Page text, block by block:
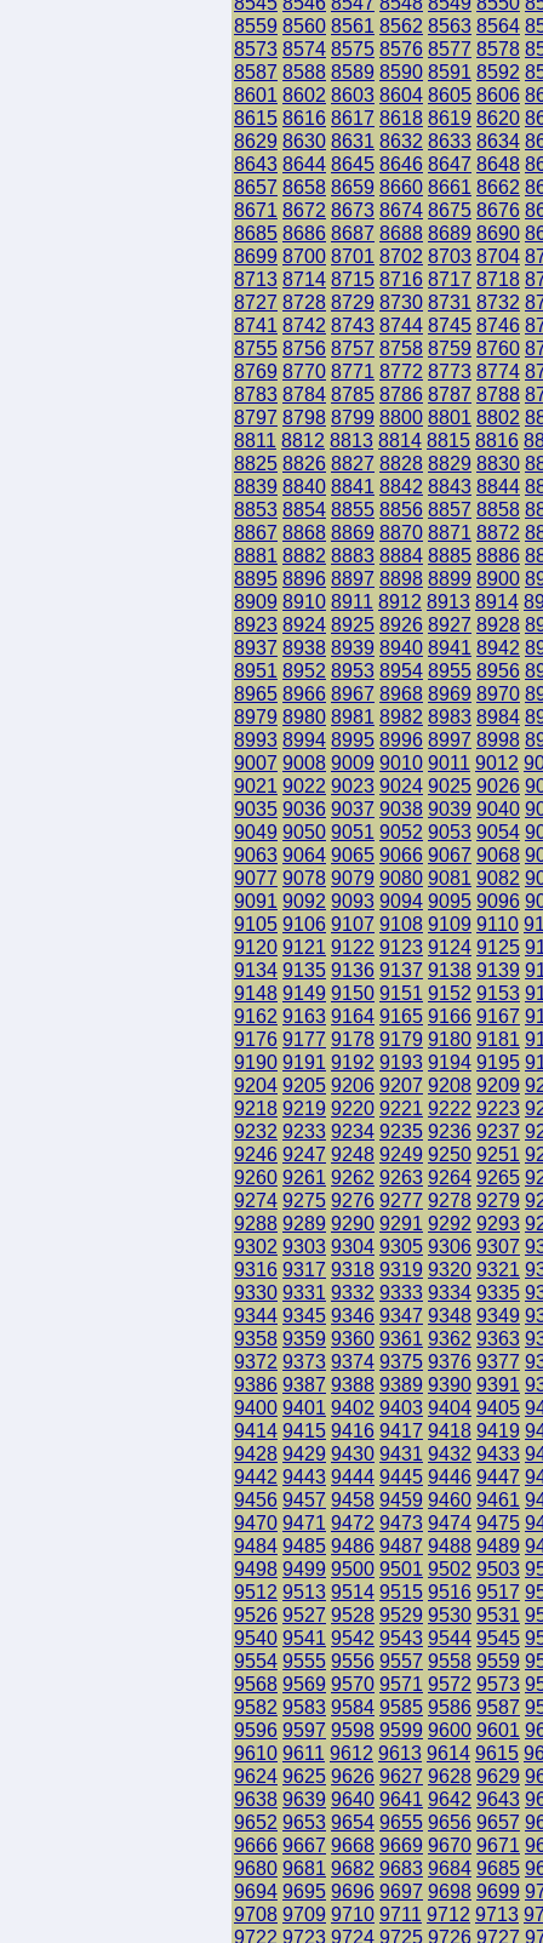
8559 8560 8561 8562 8563 8564
8573 8574 8575 8576 8577 8578
8587 8588 8589 8590 8591 8592
8601 8602 8603 8604 8605 8606
8615 8616 8617 8618 8619 8620
8629 8630 8631 8632 8633 8634
8643 8644 8645 8646 8647 8648
8657 8658 8659 8660 8661 8662
8671 8672 8673 8674 8675 8676
8685 8686 8687 8688 8689 8690
8699 8700 8701 8702 8703 8704
8713 8714 8715 8716 8717 8718
8727 8728 8729 8730 8731 8732
8741 8742 8743 8744 8745 8746
8755 8756 8757 8758 8759 8760
8769 8770 8771 8772 8773 8774
8783 8784 8785 8786 8787 8788
8797 8798 8799 8800 8801 8802
8811 8812 8813 8814 8815 8816
8825 8826 8827 8828 8829 8830
8839 8840 8841 8842 8843 8844
8853 8854 8855 8856 8857 8858
8867 8868 8869 8870 8871 8872
8881 8882 8883 8884 8885 8886
8895 8896 8897 8898 8899 8900
8909 8910 8911 8912 8913 8914
8923 8924 8925 8926 8927 8928
8937 8938 8939 8940 8941 8942
8951 8952 8953 8954 8955 8956
8965 8966 8967 8968 8969 8970
8979 8980 8981 8982 8983 8984
8993 8994 8995 8996 8997 8998
9007 9008 9009 9010 9011 9012
9021 9022 9023 9024 9025 9026
9035 9036 9037 9038 9039 9040
9049 9050 9051 9052 9053 9054
9063 9064 9065 9066 9067 9068
9077 9078 9079 9080 9081 9082
9091 9092 9093 9094 9095 9096
9105 9106 9107 9108 9109 9110
9120 9121 9122 9123 9124 9125
9134 9135 9136 9137 9138 9139
9148 9149 9150 9151 9152 9153
9162 9163 9164 9165 9166 9167
9176 9177 9178 9179 9180 9181
9190 9191 9192 9193 9194 9195
9204 9205 9206 9207 9208 9209
9218 9219 9220 9221 9222 9223
9232 9233 9234 9235 9236 9237
9246 9247 9248 9249 9250 9251
9260 9261 9262 9263 9264 9265
9274 9275 9276 9277 9278 9279
9288 9289 9290 9291 9292 9293
9302 9303 9304 9305 9306 9307
9316 9317 9318 9319 9320 9321
9330 9331 9332 9333 9334 9335
9344 9345 9346 9347 9348 9349
9358 9359 9360 9361 9362 9363
9372 9373 9374 9375 9376 9377
9386 9387 9388 9389 9390 9391
9400 9401 9402 9403 9404 9405
9414 9415 9416 9417 9418 9419
9428 9429 9430 9431 9432 9433
9442 9443 9444 9445 9446 9447
9456 9457 9458 9459 9460 9461
9470 9471 9472 9473 9474 9475
9484 9485 9486 9487 9488 9489
9498 9499 9500 9501 9502 9503
9512 9513 9514 9515 9516 9517
9526 9527 9528 9529 9530 9531
9540 9541 9542 9543 9544 9545
9554 9555 9556 9557 9558 9559
9568 9569 9570 9571 9572 9573
9582 9583 9584 9585 9586 9587
9596 9597 9598 9599 9600 9601
9610 9611 9612 9613 9614 9615
9624 9625 9626 9627 9628 9629
9638 9639 9640 9641 9642 9643
9652 9653 9654 9655 9656 9657
9666 9667 9668 9669 9670 9671
9680 9681 9682 9683 9684 9685
9694 9695 9696 9697 9698 9699
9708 9709 9710 9711 9712 9713
9722 9723 9724 9725 9726 9727